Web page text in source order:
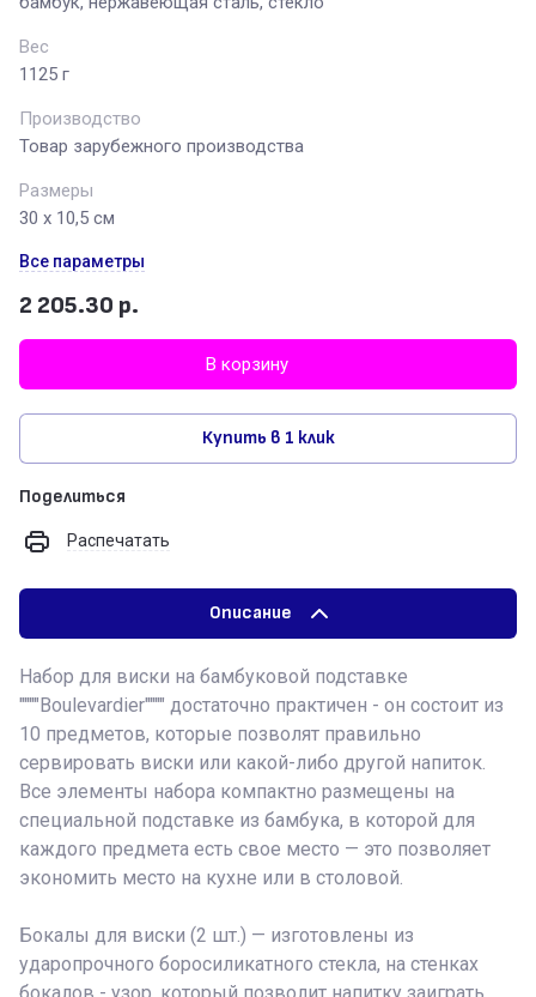
Вес
1125 г
Производство
Товар зарубежного производства
Размеры
30 х 10,5 см
Все параметры
2 205.30 р.
В корзину
Купить в 1 клик
Поделиться
Распечатать
Описание
Набор для виски на бамбуковой подставке
""""Boulevardier"""" достаточно практичен - он состоит из
10 предметов, которые позволят правильно
сервировать виски или какой-либо другой напиток.
Все элементы набора компактно размещены на
специальной подставке из бамбука, в которой для
каждого предмета есть свое место — это позволяет
экономить место на кухне или в столовой.
Бокалы для виски (2 шт.) — изготовлены из
ударопрочного боросиликатного стекла, на стенках